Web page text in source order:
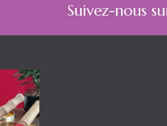
Suivez-nous